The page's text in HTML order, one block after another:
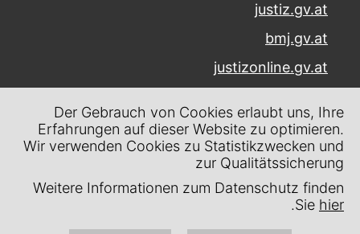
justiz.gv.at
bmj.gv.at
justizonline.gv.at
Museumstraße 7
1070 Wien
Kontakt
Impressum
Der Gebrauch von Cookies erlaubt uns, Ihre
Erfahrungen auf dieser Website zu optimieren.
Wir verwenden Cookies zu Statistikzwecken und
zur Qualitätssicherung
Weitere Informationen zum Datenschutz finden
Sie hier
.